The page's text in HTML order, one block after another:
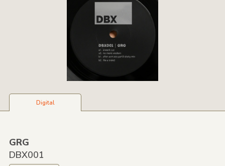
Digital
GRG
DBX001